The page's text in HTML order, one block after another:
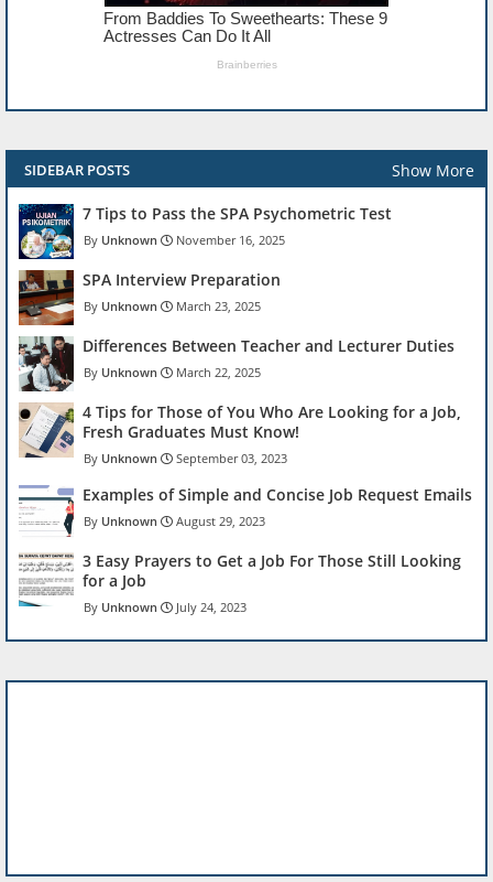
SIDEBAR POSTS Show More
7 Tips to Pass the SPA Psychometric Test
Unknown November 16, 2025
SPA Interview Preparation
Unknown March 23, 2025
Differences Between Teacher and Lecturer Duties
Unknown March 22, 2025
4 Tips for Those of You Who Are Looking for a Job,
Fresh Graduates Must Know!
Unknown September 03, 2023
Examples of Simple and Concise Job Request Emails
Unknown August 29, 2023
3 Easy Prayers to Get a Job For Those Still Looking
for a Job
Unknown July 24, 2023